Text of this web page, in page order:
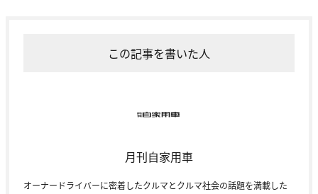
この記事を書いた人
月刊自家用車
オーナードライバーに密着したクルマとクルマ社会の話題を満載した